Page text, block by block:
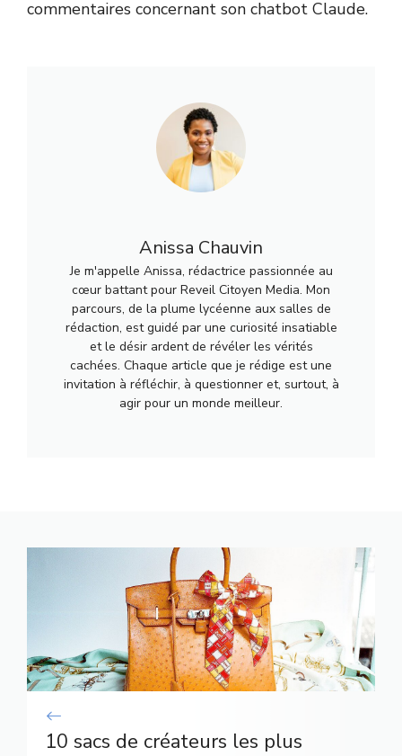
commentaires concernant son chatbot Claude.
Anissa Chauvin
Je m'appelle Anissa, rédactrice passionnée au
cœur battant pour Reveil Citoyen Media. Mon
parcours, de la plume lycéenne aux salles de
rédaction, est guidé par une curiosité insatiable
et le désir ardent de révéler les vérités
cachées. Chaque article que je rédige est une
invitation à réfléchir, à questionner et, surtout, à
agir pour un monde meilleur.
10 sacs de créateurs les plus